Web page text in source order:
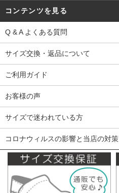
コンテンツを見る
Q & A よくある質問
サイズ交換・返品について
ご利用ガイド
お客様の声
サイズで迷われている方
コロナウィルスの影響と当店の対策